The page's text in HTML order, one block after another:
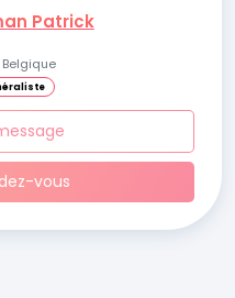
Patrick
vous